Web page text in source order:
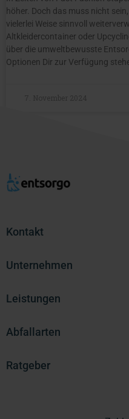
höher. Doch das muss nicht
vielerlei Weise sinnvoll
Altkleidercontainer oder
über die umweltbewusste
Optionen Dir zur Verfügung
Kontakt
Unternehmen
Leistungen
Abfallarten
Ratgeber